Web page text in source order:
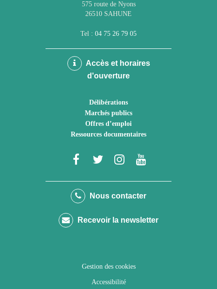
575 route de Nyons
26510 SAHUNE
Tel : 04 75 26 79 05
Accès et horaires
d'ouverture
Délibérations
Marchés publics
Offres d’emploi
Ressources documentaires
Lien
le
Facebook
Lien
le
Twitter
Lien
le
Instagram
Youtube
Nous contacter
Recevoir la newsletter
Gestion des cookies
Accessibilité